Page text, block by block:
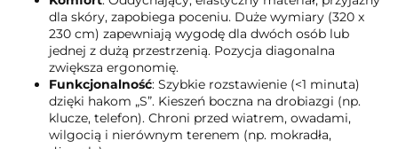
dla skóry, zapobiega poceniu. Duże wymiary (320 x
230 cm) zapewniają wygodę dla dwóch osób lub
jednej z dużą przestrzenią. Pozycja diagonalna
zwiększa ergonomię.
Funkcjonalność: Szybkie rozstawienie (<1 minuta)
dzięki hakom „S”. Kieszeń boczna na drobiazgi (np.
klucze, telefon). Chroni przed wiatrem, owadami,
wilgocią i nierównym terenem (np. mokradła,